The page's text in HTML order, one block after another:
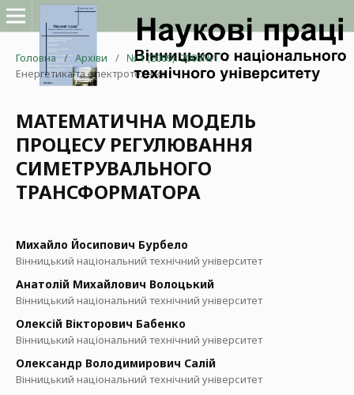
Головна / Архіви / № 1 (2009): 2009№1 /
Енергетика та електротехніка
МАТЕМАТИЧНА МОДЕЛЬ
ПРОЦЕСУ РЕГУЛЮВАННЯ
СИМЕТРУВАЛЬНОГО
ТРАНСФОРМАТОРА
Михайло Йосипович Бурбело
Вінницький національний технічний університет
Анатолій Михайлович Волоцький
Вінницький національний технічний університет
Олексій Вікторович Бабенко
Вінницький національний технічний університет
Олександр Володимирович Салій
Вінницький національний технічний університет